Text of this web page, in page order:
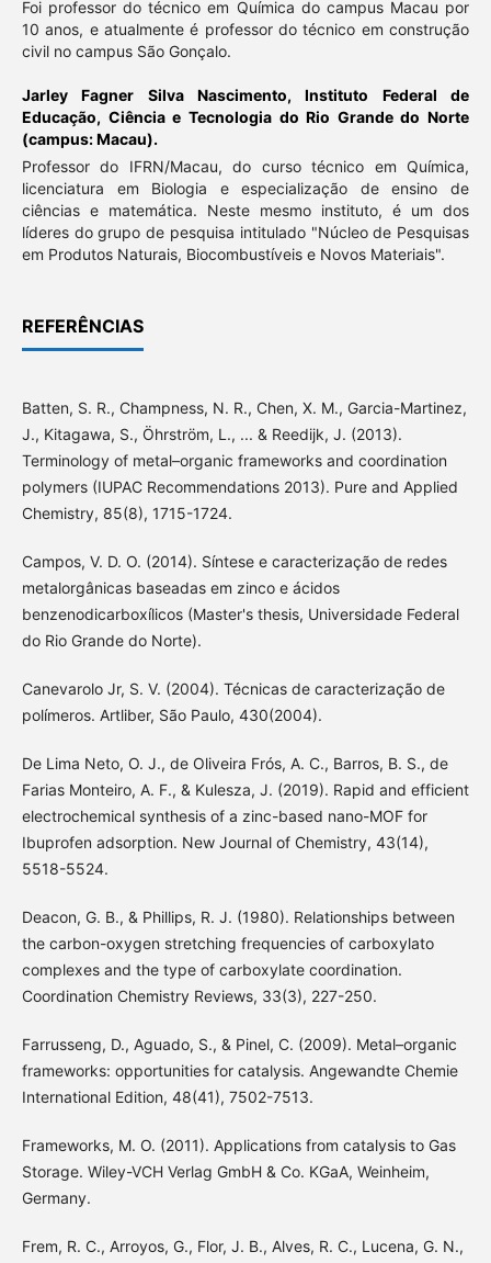
Foi professor do técnico em Química do campus Macau por
10 anos, e atualmente é professor do técnico em construção
civil no campus São Gonçalo.
Jarley Fagner Silva Nascimento,Instituto Federal de
Educação, Ciência e Tecnologia do Rio Grande do Norte
(campus: Macau).
Professor do IFRN/Macau, do curso técnico em Química,
licenciatura em Biologia e especialização de ensino de
ciências e matemática. Neste mesmo instituto, é um dos
líderes do grupo de pesquisa intitulado "Núcleo de Pesquisas
em Produtos Naturais, Biocombustíveis e Novos Materiais".
REFERÊNCIAS
Batten, S. R., Champness, N. R., Chen, X. M., Garcia-Martinez,
J., Kitagawa, S., Öhrström, L., ... & Reedijk, J. (2013).
Terminology of metal–organic frameworks and coordination
polymers (IUPAC Recommendations 2013). Pure and Applied
Chemistry, 85(8), 1715-1724.
Campos, V. D. O. (2014). Síntese e caracterização de redes
metalorgânicas baseadas em zinco e ácidos
benzenodicarboxílicos (Master's thesis, Universidade Federal
do Rio Grande do Norte).
Canevarolo Jr, S. V. (2004). Técnicas de caracterização de
polímeros. Artliber, São Paulo, 430(2004).
De Lima Neto, O. J., de Oliveira Frós, A. C., Barros, B. S., de
Farias Monteiro, A. F., & Kulesza, J. (2019). Rapid and efficient
electrochemical synthesis of a zinc-based nano-MOF for
Ibuprofen adsorption. New Journal of Chemistry, 43(14),
5518-5524.
Deacon, G. B., & Phillips, R. J. (1980). Relationships between
the carbon-oxygen stretching frequencies of carboxylato
complexes and the type of carboxylate coordination.
Coordination Chemistry Reviews, 33(3), 227-250.
Farrusseng, D., Aguado, S., & Pinel, C. (2009). Metal–organic
frameworks: opportunities for catalysis. Angewandte Chemie
International Edition, 48(41), 7502-7513.
Frameworks, M. O. (2011). Applications from catalysis to Gas
Storage. Wiley-VCH Verlag GmbH & Co. KGaA, Weinheim,
Germany.
Frem, R. C., Arroyos, G., Flor, J. B., Alves, R. C., Lucena, G. N.,